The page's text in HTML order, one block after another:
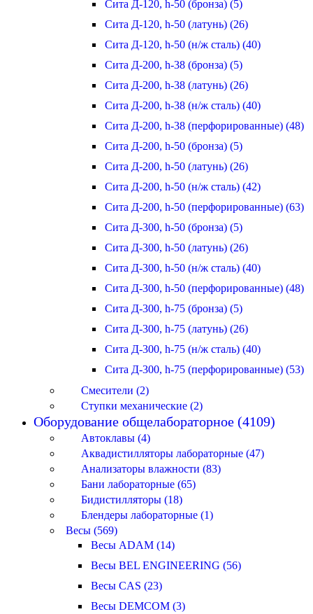
Сита Д-120, h-50 (бронза) (5)
Сита Д-120, h-50 (латунь) (26)
Сита Д-120, h-50 (н/ж сталь) (40)
Сита Д-200, h-38 (бронза) (5)
Сита Д-200, h-38 (латунь) (26)
Сита Д-200, h-38 (н/ж сталь) (40)
Сита Д-200, h-38 (перфорированные) (48)
Сита Д-200, h-50 (бронза) (5)
Сита Д-200, h-50 (латунь) (26)
Сита Д-200, h-50 (н/ж сталь) (42)
Сита Д-200, h-50 (перфорированные) (63)
Сита Д-300, h-50 (бронза) (5)
Сита Д-300, h-50 (латунь) (26)
Сита Д-300, h-50 (н/ж сталь) (40)
Сита Д-300, h-50 (перфорированные) (48)
Сита Д-300, h-75 (бронза) (5)
Сита Д-300, h-75 (латунь) (26)
Сита Д-300, h-75 (н/ж сталь) (40)
Сита Д-300, h-75 (перфорированные) (53)
Смесители (2)
Ступки механические (2)
Оборудование общелабораторное (4109)
Автоклавы (4)
Аквадистилляторы лабораторные (47)
Анализаторы влажности (83)
Бани лабораторные (65)
Бидистилляторы (18)
Блендеры лабораторные (1)
Весы (569)
Весы ADAM (14)
Весы BEL ENGINEERING (56)
Весы CAS (23)
Весы DEMCOM (3)